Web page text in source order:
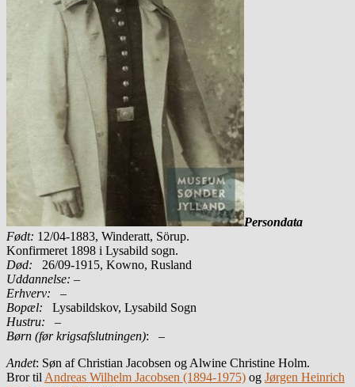
Persondata
Født: 12/04-1883, Winderatt, Sörup.
Konfirmeret 1898 i Lysabild sogn.
Død: 26/09-1915, Kowno, Rusland
Uddannelse: –
Erhverv: –
Bopæl: Lysabildskov, Lysabild Sogn
Hustru: –
Børn (før krigsafslutningen): –
Andet: Søn af Christian Jacobsen og Alwine Christine Holm.
Bror til Andreas Wilhelm Jacobsen (1894-1975) og Jørgen Heinrich